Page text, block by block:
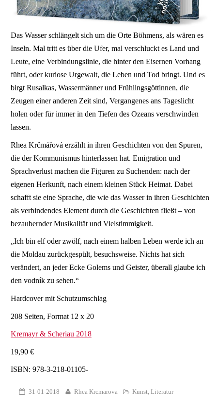
Das Wasser schlängelt sich um die Orte Böhmens, als wären es
Inseln. Mal tritt es über die Ufer, mal verschluckt es Land und
Leute, eine Verbindungslinie, die hinter den Eisernen Vorhang
führt, oder kuriose Urgewalt, die Leben und Tod bringt. Und es
birgt Rusalkas, Wassermänner und Frühlingsgöttinnen, die
Zeugen einer anderen Zeit sind, Vergangenes ans Tageslicht
holen oder für immer in den Tiefen des Ozeans verschwinden
lassen.
Rhea Krčmářová erzählt in ihren Geschichten von den Spuren,
die der Kommunismus hinterlassen hat. Emigration und
Sprachverlust machen die Figuren zu Suchenden: nach der
eigenen Herkunft, nach einem kleinen Stück Heimat. Dabei
schafft sie eine Sprache, die wie das Wasser in ihren Geschichten
als verbindendes Element durch die Geschichten fließt – von
bezaubernder Musikalität und Vielstimmigkeit.
„Ich bin elf oder zwölf, nach einem halben Leben werde ich an
die Moldau zurückgespült, besuchsweise. Nichts hat sich
verändert, an jeder Ecke Golems und Geister, überall glaube ich
den vodník zu sehen.“
Hardcover mit Schutzumschlag
208 Seiten, Format 12 x 20
Kremayr & Scheriau 2018
19,90 €
ISBN: 978-3-218-01105-
31-01-2018 Rhea Krcmarova Kunst ,Literatur